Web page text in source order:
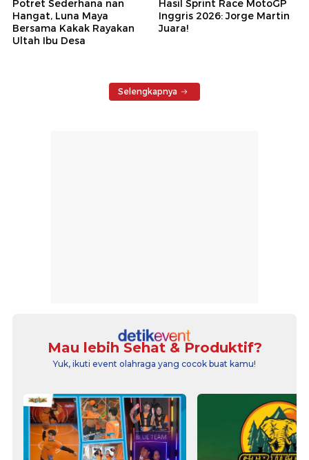
Potret Sederhana nan
Hangat, Luna Maya
Bersama Kakak Rayakan
Ultah Ibu Desa
Hasil Sprint Race MotoGP
Inggris 2026: Jorge Martin
Juara!
Selengkapnya
Mau lebih Sehat & Produktif?
Yuk, ikuti event olahraga yang cocok buat kamu!